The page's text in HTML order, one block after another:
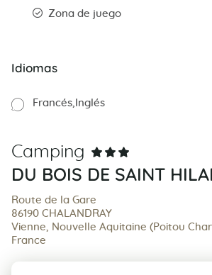
Zona de juego
Idiomas
Francés Inglés
Camping
DU BOIS DE SAINT
Route de la Gare
86190 CHALANDRAY
Vienne, Nouvelle Aquitaine (Poitou
France